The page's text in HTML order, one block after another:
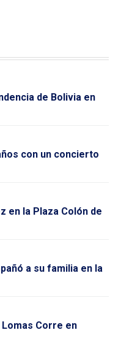
de Bolivia en
con un concierto
en la Plaza Colón de
a su familia en la
Corre en